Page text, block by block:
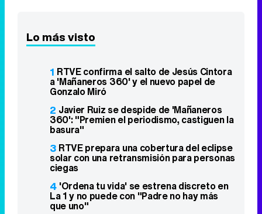
Lo más visto
1 RTVE confirma el salto de Jesús Cintora
a 'Mañaneros 360' y el nuevo papel de
Gonzalo Miró
2 Javier Ruiz se despide de 'Mañaneros
360': "Premien el periodismo, castiguen la
basura"
3 RTVE prepara una cobertura del eclipse
solar con una retransmisión para personas
ciegas
4 'Ordena tu vida' se estrena discreto en
La 1 y no puede con "Padre no hay más
que uno"